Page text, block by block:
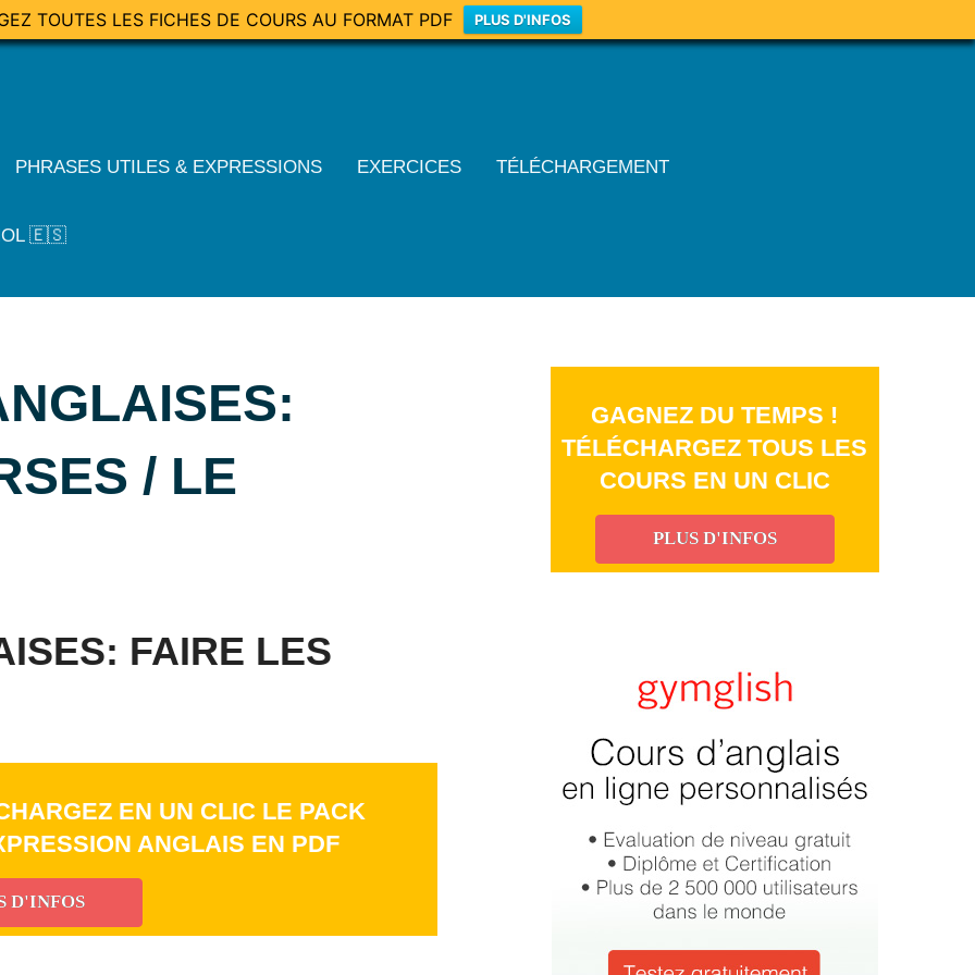
TOUTES LES FICHES DE COURS AU FORMAT PDF PLUS D'INFOS
PHRASES UTILES & EXPRESSIONS EXERCICES TÉLÉCHARGEMENT
🇪🇸
/ LE
FAIRE LES
EN UN CLIC LE PACK
ANGLAIS EN PDF
D'INFOS
GAGNEZ DU TEMPS !
TÉLÉCHARGEZ TOUS LES
COURS EN UN CLIC
PLUS D'INFOS